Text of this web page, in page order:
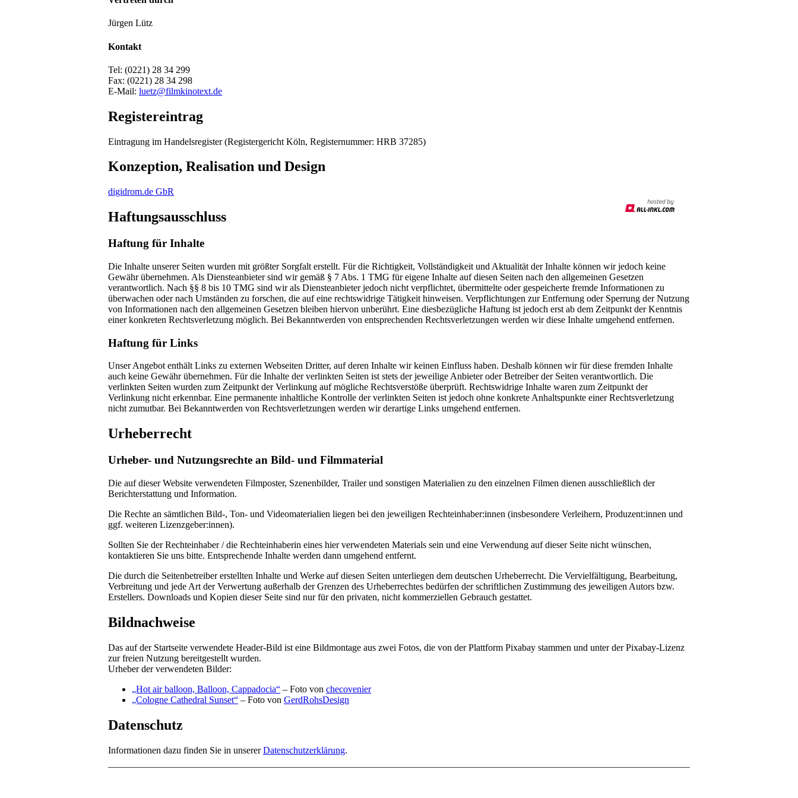
Jür­gen Lütz
Kontakt
Tel: (0221) 28 34 299
Fax: (0221) 28 34 298
E-Mail: luetz@filmkinotext.de
Registereintrag
Ein­tra­gung im Han­del­sreg­is­ter (Reg­is­terg­ericht Köln, Reg­is­ter­num­mer: HRB 37285)
Konzeption, Realisation und Design
digidrom.de GbR
Haftungsausschluss
Haftung für Inhalte
Die Inhalte unserer Seiten wurden mit größter Sorgfalt erstellt. Für die Richtigkeit, Vollständigkeit und Aktualität der Inhalte können wir jedoch keine
Gewähr übernehmen. Als Diensteanbieter sind wir gemäß § 7 Abs. 1 TMG für eigene Inhalte auf diesen Seiten nach den allgemeinen Gesetzen
verantwortlich. Nach §§ 8 bis 10 TMG sind wir als Diensteanbieter jedoch nicht verpflichtet, übermittelte oder gespeicherte fremde Informationen zu
überwachen oder nach Umständen zu forschen, die auf eine rechtswidrige Tätigkeit hinweisen. Verpflichtungen zur Entfernung oder Sperrung der Nutzung
von Informationen nach den allgemeinen Gesetzen bleiben hiervon unberührt. Eine diesbezügliche Haftung ist jedoch erst ab dem Zeitpunkt der Kenntnis
einer konkreten Rechtsverletzung möglich. Bei Bekanntwerden von entsprechenden Rechtsverletzungen werden wir diese Inhalte umgehend entfernen.
Haftung für Links
Unser Angebot enthält Links zu externen Webseiten Dritter, auf deren Inhalte wir keinen Einfluss haben. Deshalb können wir für diese fremden Inhalte
auch keine Gewähr übernehmen. Für die Inhalte der verlinkten Seiten ist stets der jeweilige Anbieter oder Betreiber der Seiten verantwortlich. Die
verlinkten Seiten wurden zum Zeitpunkt der Verlinkung auf mögliche Rechtsverstöße überprüft. Rechtswidrige Inhalte waren zum Zeitpunkt der
Verlinkung nicht erkennbar. Eine permanente inhaltliche Kontrolle der verlinkten Seiten ist jedoch ohne konkrete Anhaltspunkte einer Rechtsverletzung
nicht zumutbar. Bei Bekanntwerden von Rechtsverletzungen werden wir derartige Links umgehend entfernen.
Urheberrecht
Urheber- und Nutzungsrechte an Bild- und Filmmaterial
Die auf dieser Website verwendeten Filmposter, Szenenbilder, Trailer und sonstigen Materialien zu den einzelnen Filmen dienen ausschließlich der
Berichterstattung und Information.
Die Rechte an sämtlichen Bild-, Ton- und Videomaterialien liegen bei den jeweiligen Rechteinhaber:innen (insbesondere Verleihern, Produzent:innen und
ggf. weiteren Lizenzgeber:innen).
Sollten Sie der Rechteinhaber / die Rechteinhaberin eines hier verwendeten Materials sein und eine Verwendung auf dieser Seite nicht wünschen,
kontaktieren Sie uns bitte. Entsprechende Inhalte werden dann umgehend entfernt.
Die durch die Seitenbetreiber erstellten Inhalte und Werke auf diesen Seiten unterliegen dem deutschen Urheberrecht. Die Vervielfältigung, Bearbeitung,
Verbreitung und jede Art der Verwertung außerhalb der Grenzen des Urheberrechtes bedürfen der schriftlichen Zustimmung des jeweiligen Autors bzw.
Erstellers. Downloads und Kopien dieser Seite sind nur für den privaten, nicht kommerziellen Gebrauch gestattet.
Bildnachweise
Das auf der Startseite verwendete Header-Bild ist eine Bildmontage aus zwei Fotos, die von der Plattform Pixabay stammen und unter der Pixabay-Lizenz
zur freien Nutzung bereitgestellt wurden.
Urheber der verwendeten Bilder:
„Hot air balloon, Balloon, Cappadocia“ – Foto von checovenier
„Cologne Cathedral Sunset“ – Foto von GerdRohsDesign
Datenschutz
Informationen dazu finden Sie in unsererDatenschutzerklärung.